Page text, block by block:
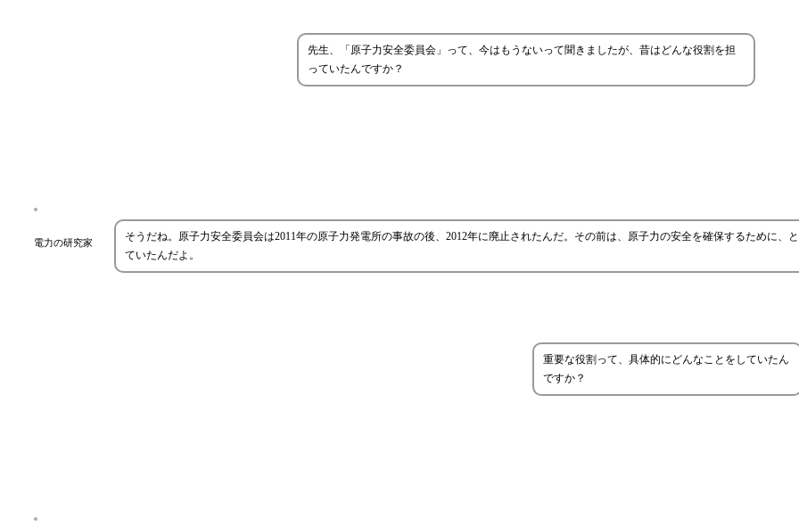
先生、「原子力安全委員会」って、今はもうないって聞きましたが、昔はどんな役割を担
っていたんですか？
電力の研究家
そうだね。原子力安全委員会は2011年の原子力発電所の事故の後、2012年に廃止されたんだ。その前は、原子力の安全を確保するために、
ていたんだよ。
重要な役割って、具体的にどんなことをしていたん
ですか？